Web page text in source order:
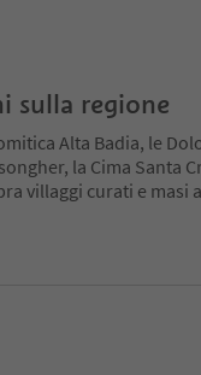
sulla regione
Alta Badia, le
la Cima Santa
villaggi curati e masi